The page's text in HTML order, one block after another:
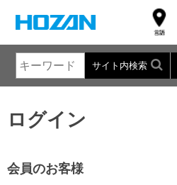
サイト内検索
ログイン
会員のお客様